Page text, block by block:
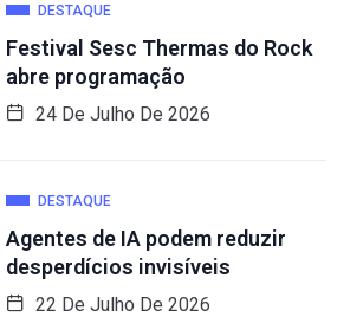
DESTAQUE
Festival Sesc Thermas do Rock
abre programação
24 De Julho De 2026
DESTAQUE
Agentes de IA podem reduzir
desperdícios invisíveis
22 De Julho De 2026